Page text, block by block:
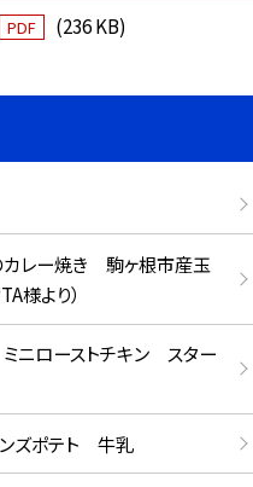
PDF (236 KB)
レー焼き 駒ヶ根市産玉
様より）
ニローストチキン スター
ズポテト 牛乳